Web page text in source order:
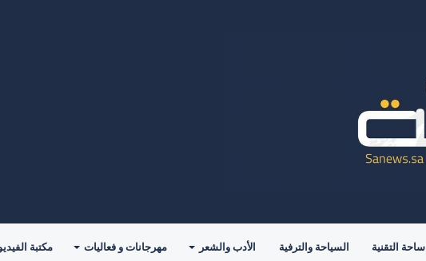
ساحة التقنية السياحة والترفية الأدب والشعر مهرجانات و فعاليات مكتبة